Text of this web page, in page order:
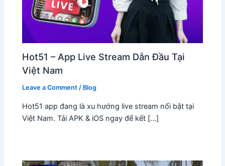
Hot51 – App Live Stream Dẫn Đầu Tại
Việt Nam
Leave a Comment / Blog
Hot51 app đang là xu hướng live stream nổi bật tại
Việt Nam. Tải APK & iOS ngay để kết […]